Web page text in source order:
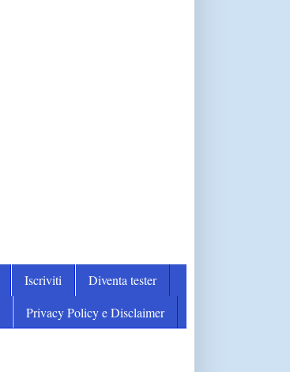
Iscriviti
Diventa tester
Privacy Policy e Disclaimer